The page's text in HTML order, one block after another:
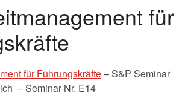
für
für Führungskräfte– S&P Seminar
– Seminar-Nr. E14